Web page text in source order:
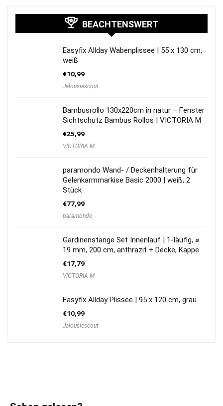
BEACHTENSWERT
Easyfix Allday Wabenplissee | 55 x 130 cm,
weiß
€10,99
Jalousiescout
Bambusrollo 130x220cm in natur – Fenster
Sichtschutz Bambus Rollos | VICTORIA M
€25,99
VICTORIA M
paramondo Wand- / Deckenhalterung für
Gelenkarmmarkise Basic 2000 | weiß, 2
Stück
€77,99
paramondo
Gardinenstange Set Innenlauf | 1-läufig, ⌀
19 mm, 200 cm, anthrazit + Decke, Kappe
€17,79
VICTORIA M
Easyfix Allday Plissee | 95 x 120 cm, grau
€10,99
Jalousiescout